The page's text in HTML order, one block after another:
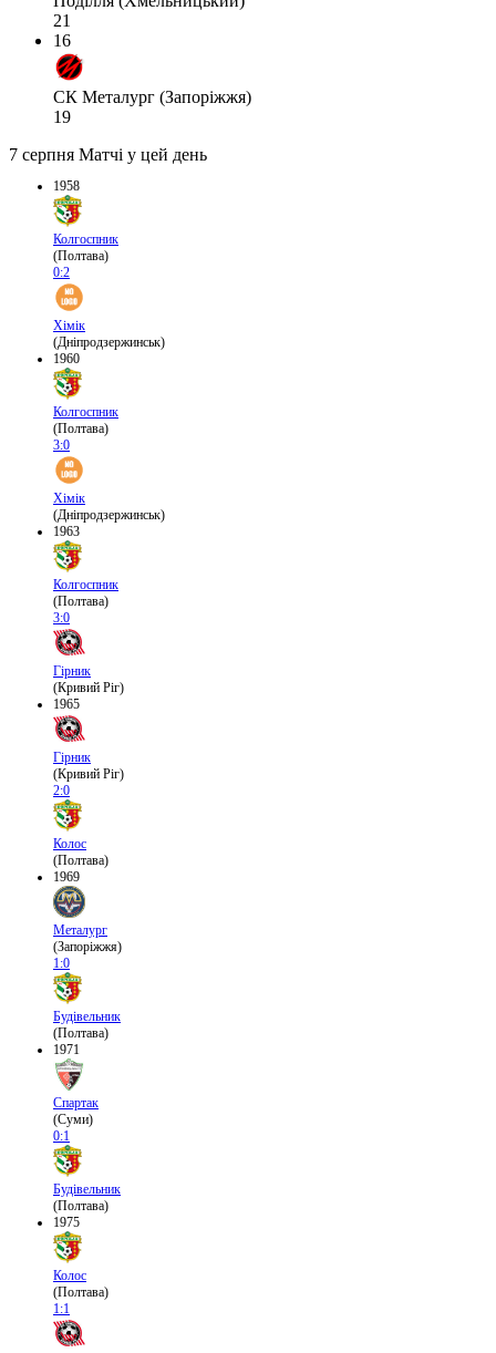
21
16
СК Металург (Запоріжжя)
19
7 серпня Матчі у цей день
1958
Колгоспник
(Полтава)
0:2
Хімік
(Дніпродзержинськ)
1960
Колгоспник
(Полтава)
3:0
Хімік
(Дніпродзержинськ)
1963
Колгоспник
(Полтава)
3:0
Гірник
(Кривий Ріг)
1965
Гірник
(Кривий Ріг)
2:0
Колос
(Полтава)
1969
Металург
(Запоріжжя)
1:0
Будівельник
(Полтава)
1971
Спартак
(Суми)
0:1
Будівельник
(Полтава)
1975
Колос
(Полтава)
1:1